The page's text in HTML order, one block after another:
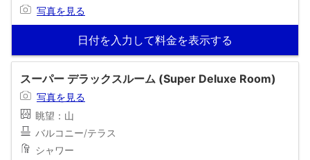
写真を見る
日付を入力して料金を表示する
スーパー デラックスルーム (Super Deluxe Room)
写真を見る
眺望：山
バルコニー/テラス
シャワー